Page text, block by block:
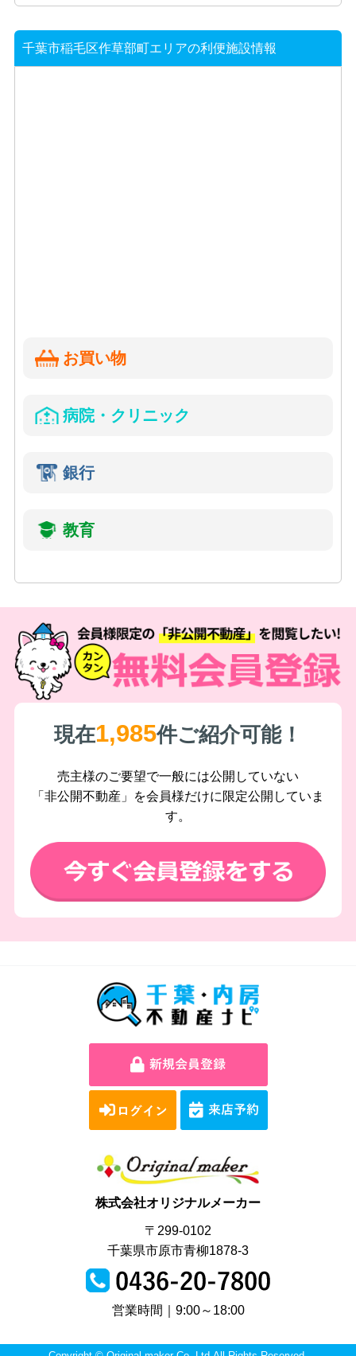
千葉市稲毛区作草部町エリアの利便施設情報
お買い物
病院・クリニック
銀行
教育
現在1,985件ご紹介可能！
売主様のご要望で一般には公開していない
「非公開不動産」を会員様だけに限定公開していま
す。
株式会社オリジナルメーカー
〒299-0102
千葉県市原市青柳1878-3
営業時間｜9:00～18:00